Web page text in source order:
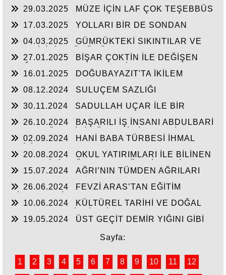
29.03.2025
MÜZE İÇİN LAF ÇOK TEŞEBBÜS
17.03.2025
YOLLARI BİR DE SONDAN
04.03.2025
GÜMRÜKTEKİ SIKINTILAR VE
27.01.2025
BİŞAR ÇOKTİN İLE DEĞİŞEN
16.01.2025
DOĞUBAYAZIT'TA İKİLEM
08.12.2024
SULUÇEM SAZLIĞI
30.11.2024
SADULLAH UÇAR İLE BİR
26.10.2024
BAŞARILI İŞ İNSANI ABDULBARİ
02.09.2024
HANİ BABA TÜRBESİ İHMAL
20.08.2024
OKUL YATIRIMLARI İLE BİLİNEN
YASUBUĞA İLE PORTRE…
15.07.2024
AĞRI’NIN TÜMDEN AĞRILARI
26.06.2024
FEVZİ ARAS’TAN EĞİTİM
10.06.2024
KÜLTÜREL TARİHİ VE DOĞAL
19.05.2024
ÜST GEÇİT DEMİR YIĞINI GİBİ
Sayfa:
1 2 3 4 5 6 7 8 9 10 11 12